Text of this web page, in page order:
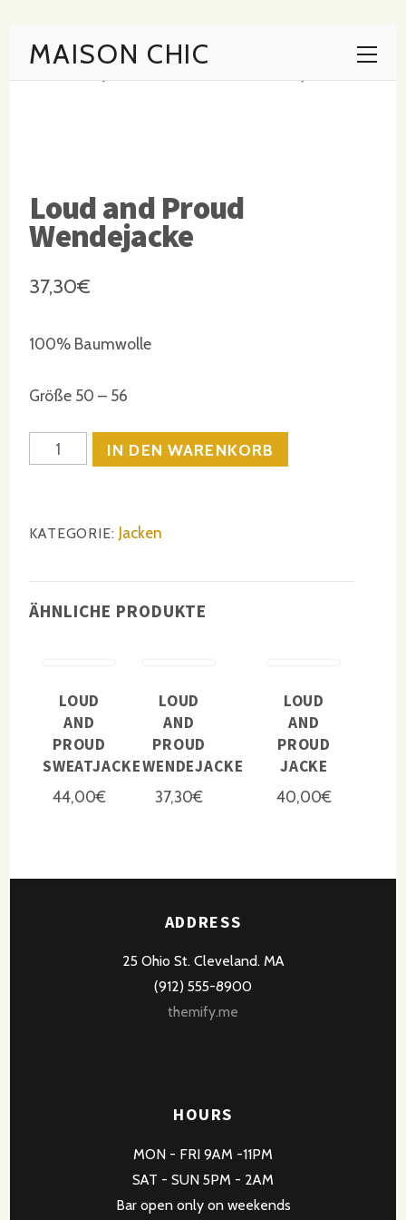
MAISON CHIC
Loud and Proud
Wendejacke
37,30€
100% Baumwolle
Größe 50 – 56
Anzahl IN DEN WARENKORB
KATEGORIE: Jacken
ÄHNLICHE PRODUKTE
LOUD
AND
PROUD
SWEATJACKE
44,00€
LOUD
AND
PROUD
JACKE
40,00€
LOUD
AND
PROUD
WENDEJACKE
37,30€
ADDRESS
25 Ohio St. Cleveland. MA
(912) 555-8900
themify.me
HOURS
MON - FRI 9AM -11PM
SAT - SUN 5PM - 2AM
Bar open only on weekends